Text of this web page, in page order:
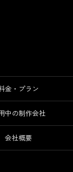
金・プラン
中の制作会社
会社概要